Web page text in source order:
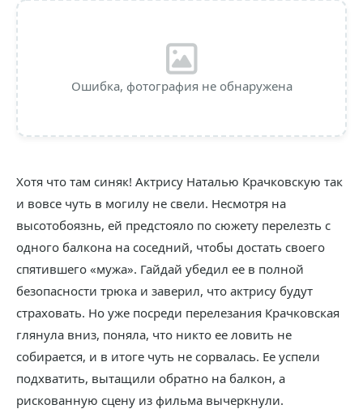
Ошибка, фотография не обнаружена
Хотя что там синяк! Актрису Наталью Крачковскую так
и вовсе чуть в могилу не свели. Несмотря на
высотобоязнь, ей предстояло по сюжету перелезть с
одного балкона на соседний, чтобы достать своего
спятившего «мужа». Гайдай убедил ее в полной
безопасности трюка и заверил, что актрису будут
страховать. Но уже посреди перелезания Крачковская
глянула вниз, поняла, что никто ее ловить не
собирается, и в итоге чуть не сорвалась. Ее успели
подхватить, вытащили обратно на балкон, а
рискованную сцену из фильма вычеркнули.